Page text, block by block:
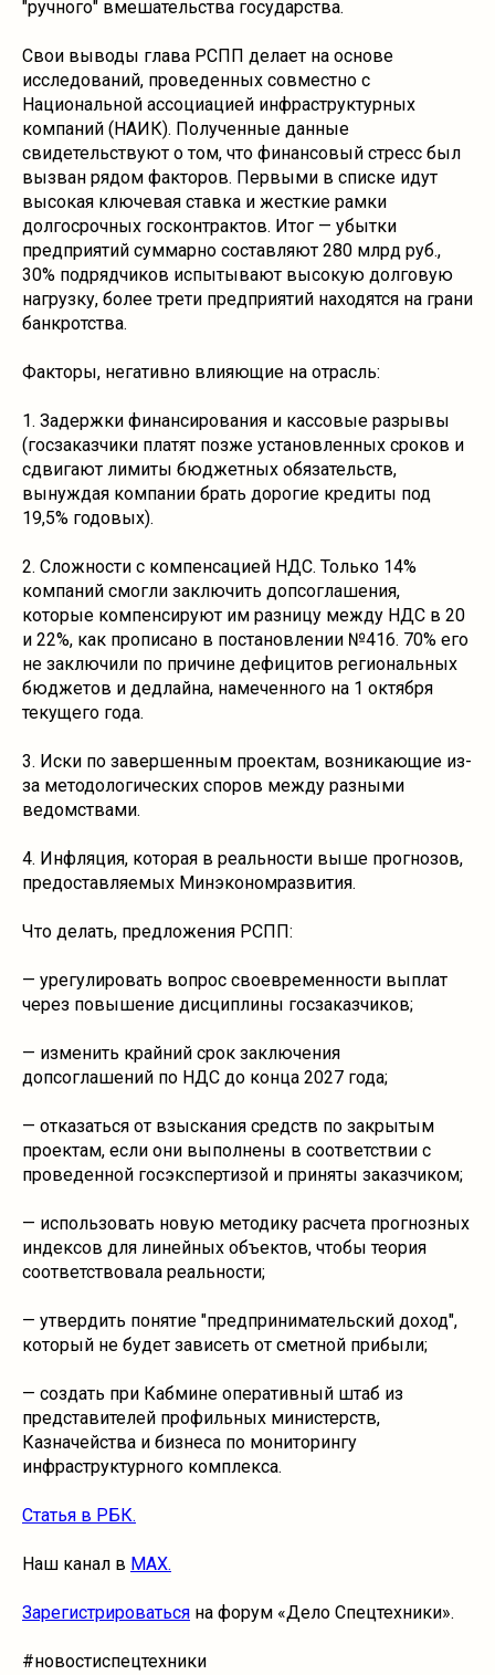
"ручного" вмешательства государства.
Свои выводы глава РСПП делает на основе
исследований, проведенных совместно с
Национальной ассоциацией инфраструктурных
компаний (НАИК). Полученные данные
свидетельствуют о том, что финансовый стресс был
вызван рядом факторов. Первыми в списке идут
высокая ключевая ставка и жесткие рамки
долгосрочных госконтрактов. Итог — убытки
предприятий суммарно составляют 280 млрд руб.,
30% подрядчиков испытывают высокую долговую
нагрузку, более трети предприятий находятся на грани
банкротства.
Факторы, негативно влияющие на отрасль:
1. Задержки финансирования и кассовые разрывы
(госзаказчики платят позже установленных сроков и
сдвигают лимиты бюджетных обязательств,
вынуждая компании брать дорогие кредиты под
19,5% годовых).
2. Сложности с компенсацией НДС. Только 14%
компаний смогли заключить допсоглашения,
которые компенсируют им разницу между НДС в 20
и 22%, как прописано в постановлении №416. 70% его
не заключили по причине дефицитов региональных
бюджетов и дедлайна, намеченного на 1 октября
текущего года.
3. Иски по завершенным проектам, возникающие из-
за методологических споров между разными
ведомствами.
4. Инфляция, которая в реальности выше прогнозов,
предоставляемых Минэкономразвития.
Что делать, предложения РСПП:
— урегулировать вопрос своевременности выплат
через повышение дисциплины госзаказчиков;
— изменить крайний срок заключения
допсоглашений по НДС до конца 2027 года;
— отказаться от взыскания средств по закрытым
проектам, если они выполнены в соответствии с
проведенной госэкспертизой и приняты заказчиком;
— использовать новую методику расчета прогнозных
индексов для линейных объектов, чтобы теория
соответствовала реальности;
— утвердить понятие "предпринимательский доход",
который не будет зависеть от сметной прибыли;
— создать при Кабмине оперативный штаб из
представителей профильных министерств,
Казначейства и бизнеса по мониторингу
инфраструктурного комплекса.
Статья в РБК.
Наш канал в MAX.
Зарегистрироваться на форум «Дело Спецтехники».
#новостиспецтехники